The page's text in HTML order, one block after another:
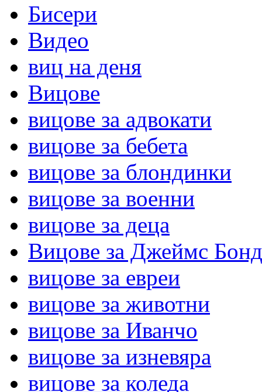
Бисери
Видео
виц на деня
Вицове
вицове за адвокати
вицове за бебета
вицове за блондинки
вицове за военни
вицове за деца
Вицове за Джеймс Бонд
вицове за евреи
вицове за животни
вицове за Иванчо
вицове за изневяра
вицове за коледа